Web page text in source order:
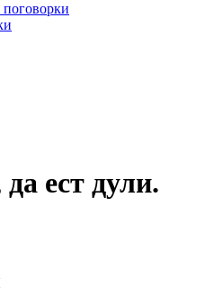
поговорки
ест дули.